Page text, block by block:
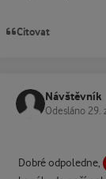
Citovat
Návštěvník
Odesláno 29.
Dobré odpoledne,